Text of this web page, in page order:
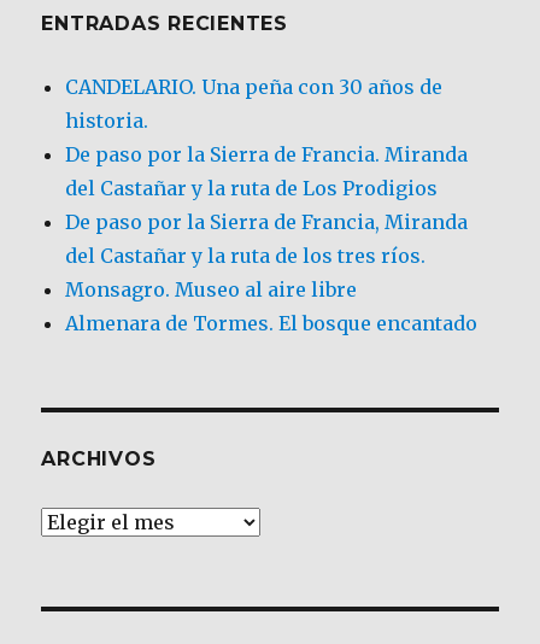
ENTRADAS RECIENTES
CANDELARIO. Una peña con 30 años de
historia.
De paso por la Sierra de Francia. Miranda
del Castañar y la ruta de Los Prodigios
De paso por la Sierra de Francia, Miranda
del Castañar y la ruta de los tres ríos.
Monsagro. Museo al aire libre
Almenara de Tormes. El bosque encantado
ARCHIVOS
Archivos